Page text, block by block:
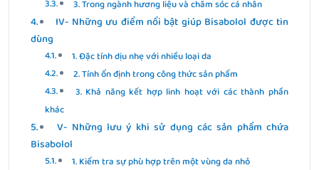
3. Trong ngành hương liệu và chăm sóc cá nhân
IV- Những ưu điểm nổi bật giúp Bisabolol được tin
dùng
1. Đặc tính dịu nhẹ với nhiều loại da
2. Tính ổn định trong công thức sản phẩm
3. Khả năng kết hợp linh hoạt với các thành phần
khác
V- Những lưu ý khi sử dụng các sản phẩm chứa
Bisabolol
1. Kiểm tra sự phù hợp trên một vùng da nhỏ